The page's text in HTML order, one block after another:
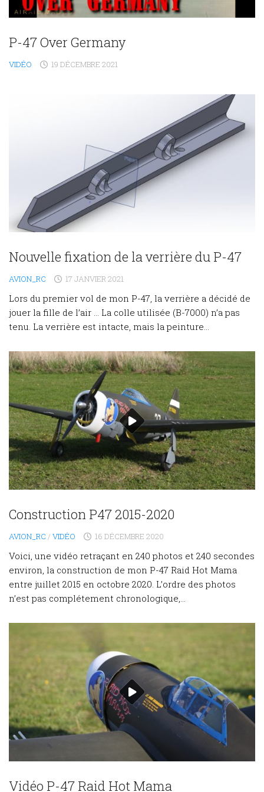
P-47 Over Germany
VIDÉO 19 DÉCEMBRE 2021
Nouvelle fixation de la verrière du P-47
AVION_RC 17 JANVIER 2021
Lors du premier vol de mon P-47, la verrière a décidé de
jouer la fille de l’air … La colle utilisée (B-7000) n’a pas
tenu. La verrière est intacte, mais la peinture...
Construction P47 2015-2020
AVION_RC /VIDÉO 16 DÉCEMBRE 2020
Voici, une vidéo retraçant en 240 photos et 240 secondes
environ, la construction de mon P-47 Raid Hot Mama
entre juillet 2015 en octobre 2020. L’ordre des photos
n’est pas complétement chronologique,...
Vidéo P-47 Raid Hot Mama